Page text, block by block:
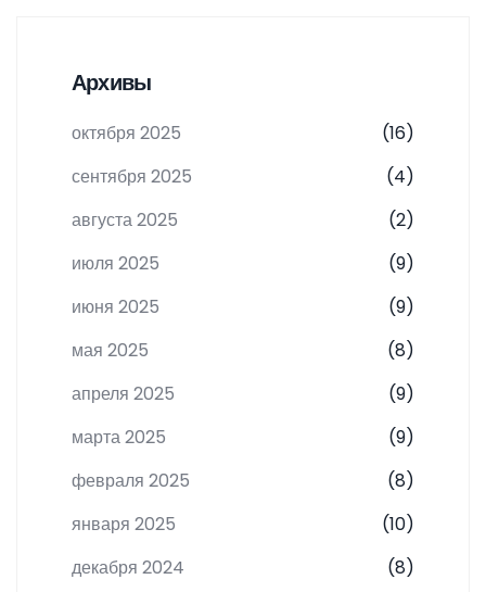
Архивы
октября 2025
(16)
сентября 2025
(4)
августа 2025
(2)
июля 2025
(9)
июня 2025
(9)
мая 2025
(8)
апреля 2025
(9)
марта 2025
(9)
февраля 2025
(8)
января 2025
(10)
декабря 2024
(8)